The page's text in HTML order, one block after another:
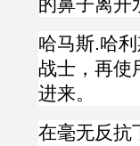
哈马斯.哈
战士，再使
进来。
在毫无反抗